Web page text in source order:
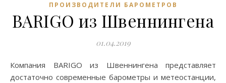
ПРОИЗВОДИТЕЛИ БАРОМЕТРОВ
BARIGO из Швеннингена
01.04.2019
Компания BARIGO из Швеннингена представляет
достаточно современные барометры и метеостанции,